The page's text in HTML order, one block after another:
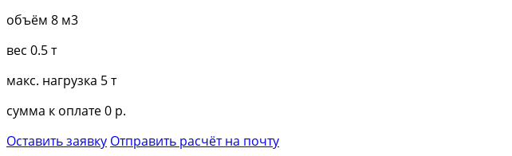
объём 8 м3
вес 0.5 т
макс. нагрузка 5 т
сумма к оплате0 р.
Оставить заявку Отправить расчёт на почту